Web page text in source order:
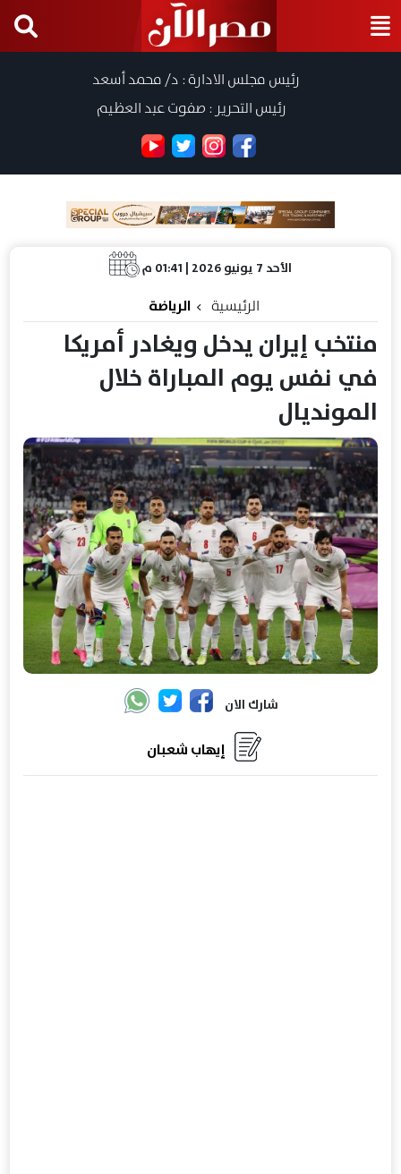
رئيس مجلس الادارة : د/ محمد أسعد
رئيس التحرير : صفوت عبد العظيم
الأحد 7 يونيو 2026 | 01:41 م
الرئيسية الرياضة
منتخب إيران يدخل ويغادر أمريكا
في نفس يوم المباراة خلال
المونديال
شارك الان
إيهاب شعبان